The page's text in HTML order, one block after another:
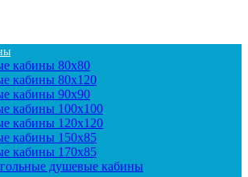
кабины 80x80
кабины 80x120
кабины 90х90
кабины 100x100
кабины 120x120
кабины 150x85
кабины 170x85
душевые кабины